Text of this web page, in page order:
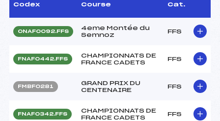
Codex Course Cat.
ONAF0092.FFS
4eme Montée du
Semnoz
FFS
FNAF0442.FFS
CHAMPIONNATS DE
FRANCE CADETS
FFS
FMBF0281
GRAND PRIX DU
CENTENAIRE
FFS
FNAF0342.FFS
CHAMPIONNATS DE
FRANCE CADETS
FFS